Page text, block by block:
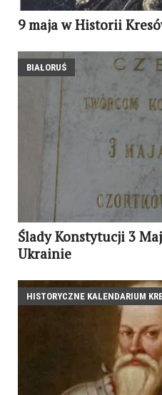
9 maja w Historii
BIAŁORUŚ
Ślady Konstytucji 3
Ukrainie
HISTORYCZNE KALENDARIUM